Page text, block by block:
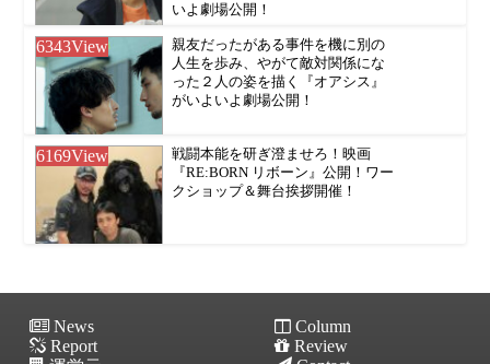
いよ劇場公開！
6343View
親友だったがある事件を機に別の
人生を歩み、やがて敵対関係にな
った２人の姿を描く『オアシス』
がいよいよ劇場公開！
6169View
戦闘本能を研ぎ澄ませろ！映画
『RE:BORN リボーン』公開！ワー
クショップ＆舞台挨拶開催！
News
Column
Report
Review